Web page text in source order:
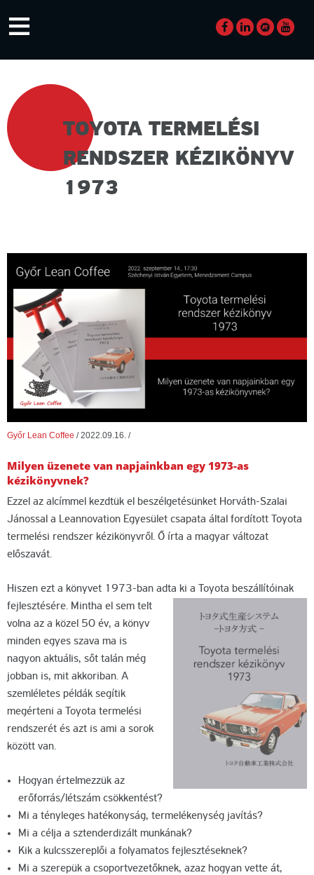
≡
TOYOTA TERMELÉSI
RENDSZER KÉZIKÖNYV
1973
Győr Lean Coffee /2022.09.16. /
Milyen üzenete van napjainkban egy 1973-as
kézikönyvnek?
Ezzel az alcímmel kezdtük el beszélgetésünket Horváth-Szalai
Jánossal a Leannovation Egyesület csapata által fordított Toyota
termelési rendszer kézikönyvről. Ő írta a magyar változat
előszavát.
Hiszen ezt a könyvet 1973-ban adta ki a Toyota beszállítóinak
fejlesztésére. Mintha el sem telt
volna az a közel 50 év, a könyv
minden egyes szava ma is
nagyon aktuális, sőt talán még
jobban is, mit akkoriban. A
szemléletes példák segítik
megérteni a Toyota termelési
rendszerét és azt is ami a sorok
között van.
Hogyan értelmezzük az
erőforrás/létszám csökkentést?
Mi a tényleges hatékonyság, termelékenység javítás?
Mi a célja a sztenderdizált munkának?
Kik a kulcsszereplői a folyamatos fejlesztéseknek?
Mi a szerepük a csoportvezetőknek, azaz hogyan vette át,